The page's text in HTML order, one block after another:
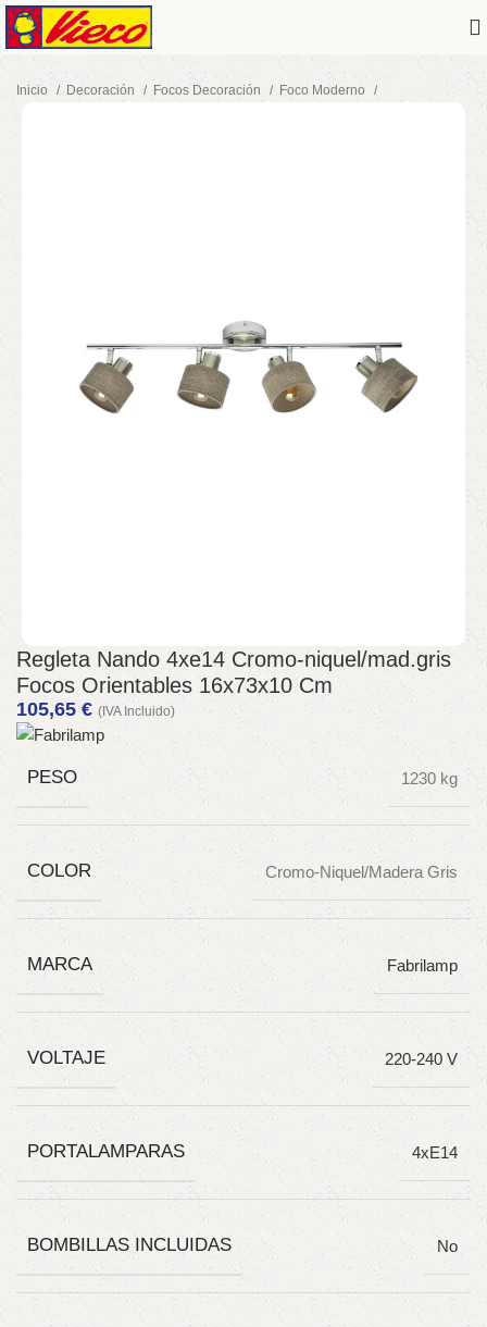
Inicio Decoración Focos Decoración Foco Moderno
Regleta Nando 4xe14 Cromo-niquel/mad.gris
Focos Orientables 16x73x10 Cm
105,65 € (IVA Incluido)
PESO 1230 kg
COLOR Cromo-Niquel/Madera Gris
MARCA Fabrilamp
VOLTAJE 220-240 V
PORTALAMPARAS 4xE14
BOMBILLAS INCLUIDAS No